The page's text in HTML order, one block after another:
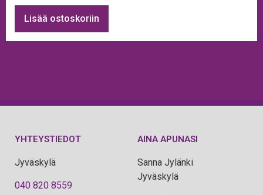
Lisää ostoskoriin
YHTEYSTIEDOT
Jyväskylä
040 820 8559
AINA APUNASI
Sanna Jylänki
Jyväskylä